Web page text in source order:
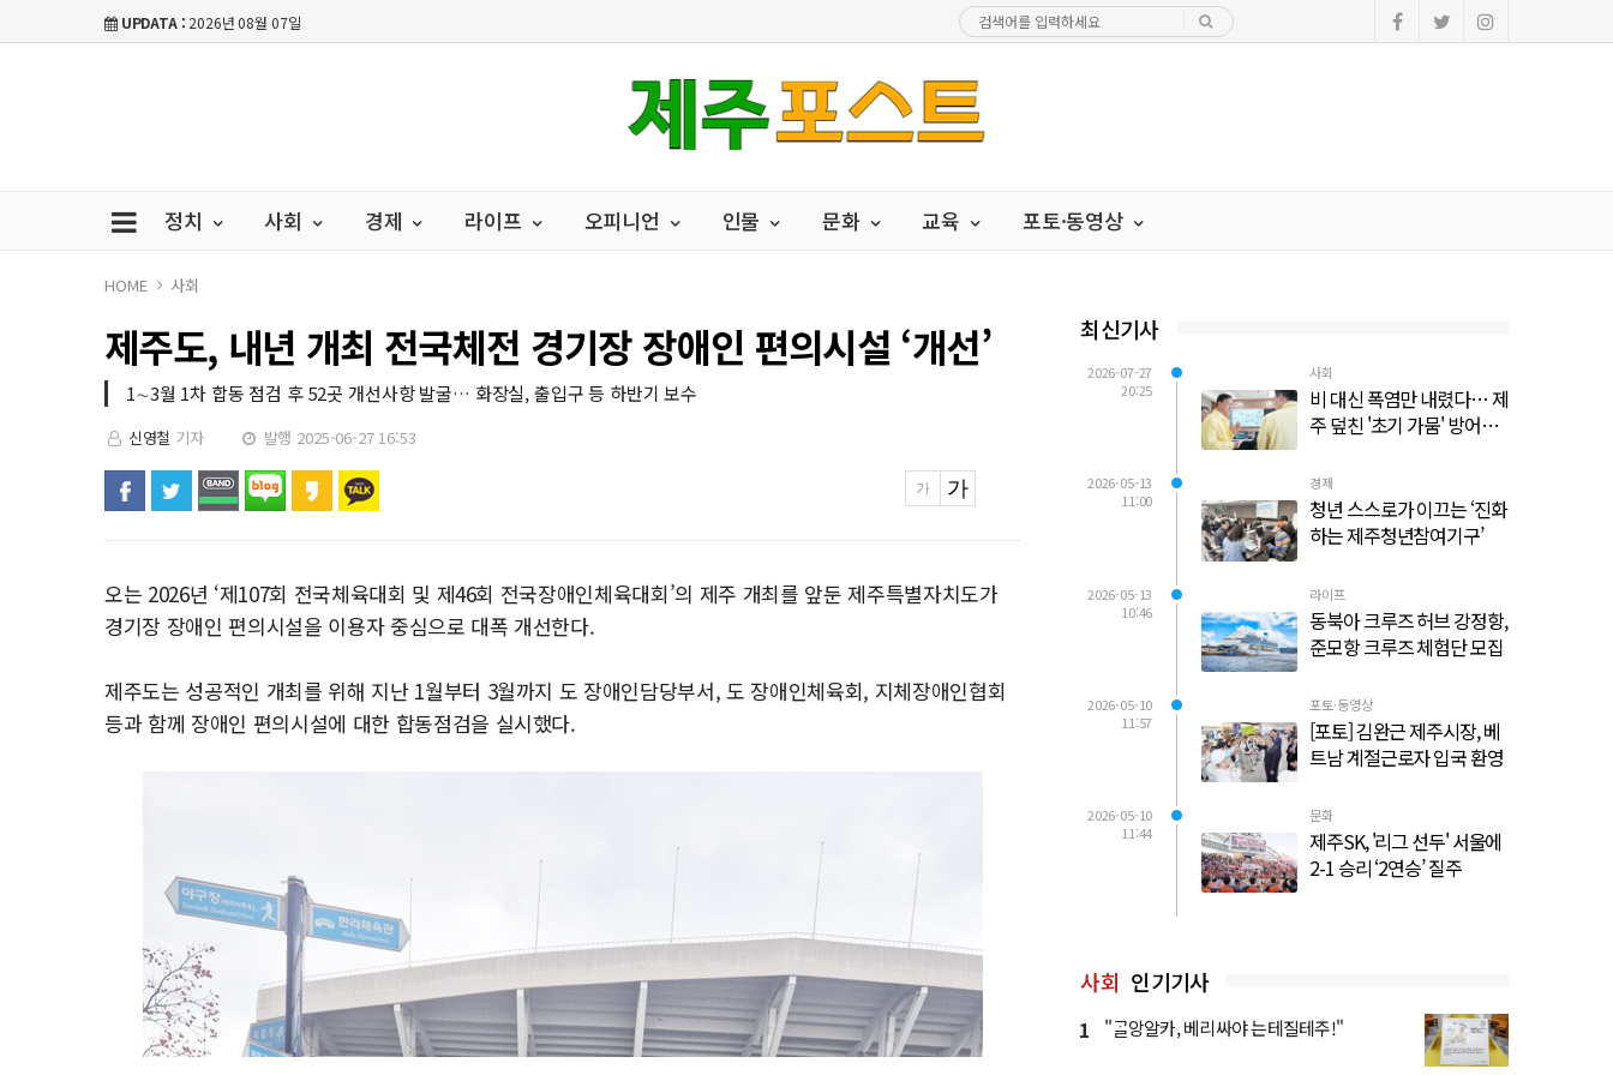
UPDATA : 2026년 08월 07일
정치 사회 경제 라이프 오피니언 인물 문화 교육 포토·동영상
HOME 사회
제주도, 내년 개최 전국체전 경기장 장애인 편의시설 ‘개선’
1∼3월 1차 합동 점검 후 52곳 개선사항 발굴… 화장실, 출입구 등 하반기 보수
신영철 기자 발행 2025-06-27 16:53
오는 2026년 ‘제107회 전국체육대회 및 제46회 전국장애인체육대회’의 제주 개최를 앞둔 제주특별자치도가
경기장 장애인 편의시설을 이용자 중심으로 대폭 개선한다.
제주도는 성공적인 개최를 위해 지난 1월부터 3월까지 도 장애인담당부서, 도 장애인체육회, 지체장애인협회
등과 함께 장애인 편의시설에 대한 합동점검을 실시했다.
최신기사
2026-07-27
20:25
사회
비 대신 폭염만 내렸다… 제
주 덮친 '초기 가뭄' 방어선
2026-05-13
11:00
경제
청년 스스로가 이끄는 ‘진화
하는 제주청년참여기구’
2026-05-13
10:46
라이프
동북아 크루즈 허브 강정항,
준모항 크루즈 체험단 모집
2026-05-10
11:57
포토·동영상
[포토] 김완근 제주시장, 베
트남 계절근로자 입국 환영
2026-05-10
11:44
문화
제주SK, '리그 선두' 서울에
2-1 승리 ‘2연승’ 질주
사회 인기기사
1 "ᄀᆞᆯ앙알카, 베리싸야 는테질테주!"